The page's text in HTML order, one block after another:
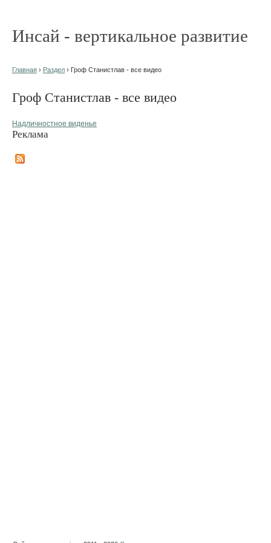
Инсай - вертикальное развитие
Главная › Раздел › Гроф Станистлав - все видео
Гроф Станистлав - все видео
Надличностное виденье
Реклама